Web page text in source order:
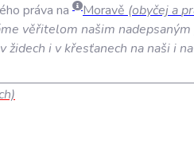
práva na Moravě (obyčeja
věřitelom našim nadepsaným
vžidech i vkřesťanech nanašiina